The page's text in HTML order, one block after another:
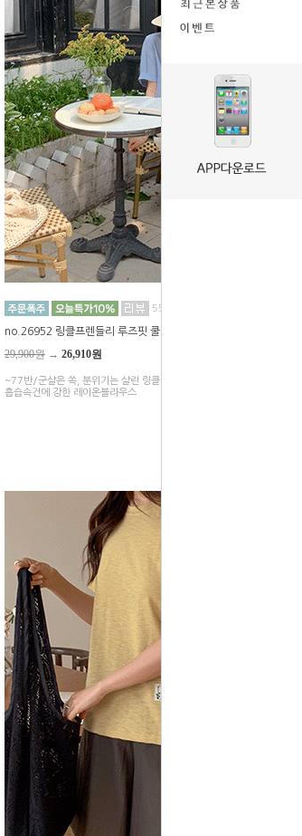
55
no.26952 링클프렌들리 루즈핏 쿨링블라우스
29,900원 → 26,910원
~77반/군살은 쏙, 분위기는 살린 링클 프렌들리 쿨링 블라우스#
흡습속건에 강한 레이온블라우스